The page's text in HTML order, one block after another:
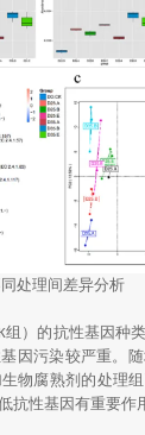
处理间差异分析
组）的抗性基因种
因污染较严重。随
物腐熟剂的处理
抗性基因有重要作